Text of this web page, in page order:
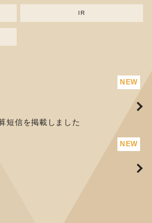
IR
短信を掲載しました
始のお知らせ
メカトロテックジャパ
載しました
載しました
※終了しました
了しました
短信を掲載しました
己株式の処分の割当完了に関
験を実施しました